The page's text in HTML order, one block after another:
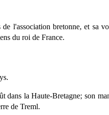
l'association bretonne, et sa
du roi de France.
dans la Haute-Bretagne; son
de Treml.